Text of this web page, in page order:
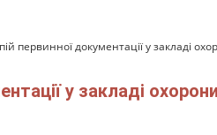
первинної документації у закладі
у закладі